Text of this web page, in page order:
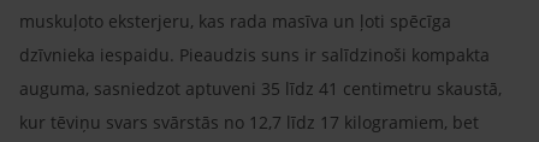
muskuļoto eksterjeru, kas rada masīva un ļoti spēcīga
dzīvnieka iespaidu. Pieaudzis suns ir salīdzinoši kompakta
auguma, sasniedzot aptuveni 35 līdz 41 centimetru skaustā,
kur tēviņu svars svārstās no 12,7 līdz 17 kilogramiem, bet